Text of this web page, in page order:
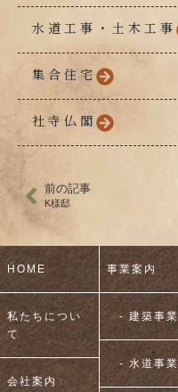
水道工事・土木工事
集合住宅
社寺仏閣
前の記事
K様邸
HOME
私たちについ
て
会社案内
事業案内
- 建築事業
- 水道事業